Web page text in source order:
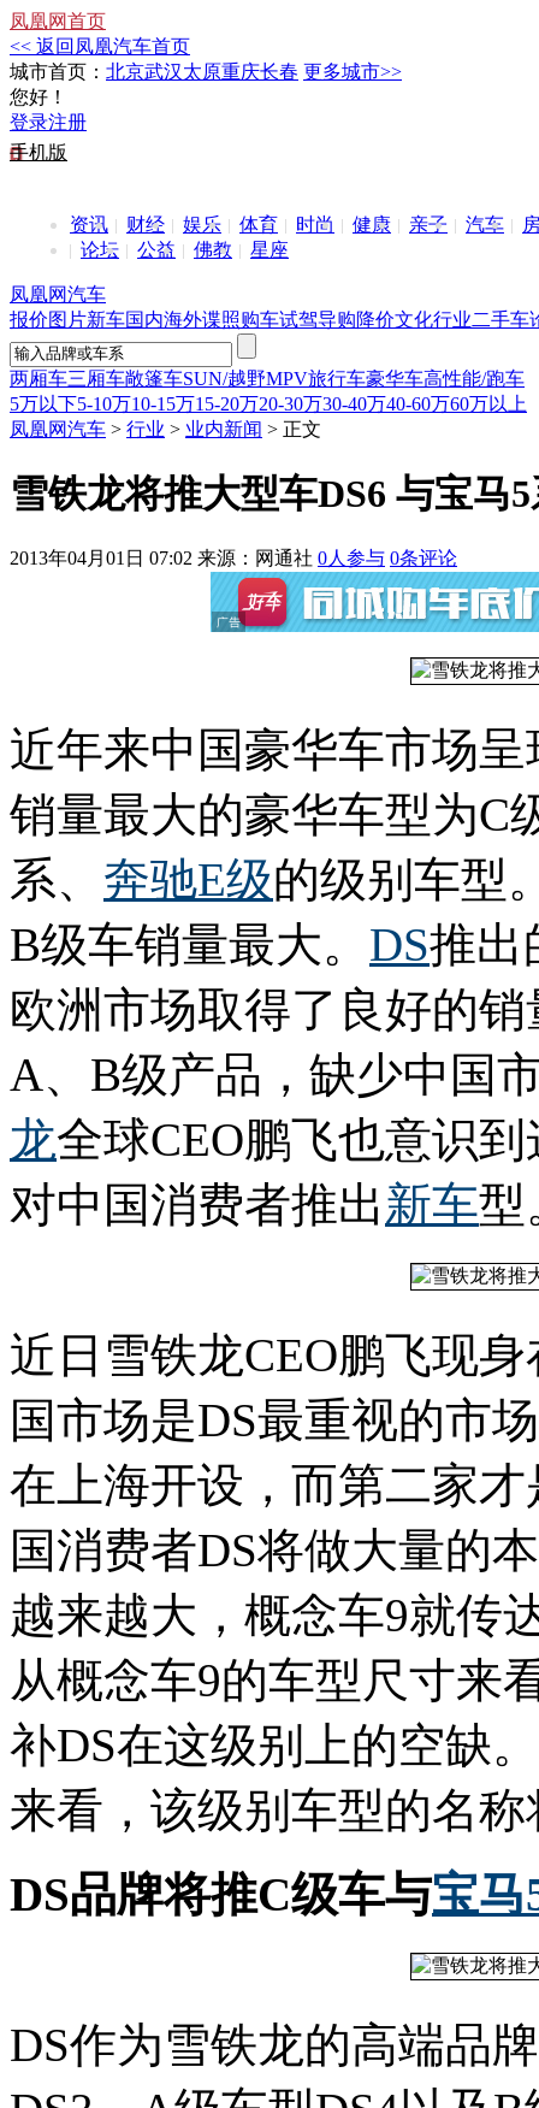
凤凰网首页
<< 返回凤凰汽车首页
城市首页： 北京武汉太原重庆长春 更多城市>>
您好！
登录注册
手机版
资讯 财经 娱乐 体育 时尚 健康 亲子 汽车
论坛
公益 佛教 星座
凤凰网汽车
报价图片新车国内海外谍照购车试驾导购降价文化行业二手车
两厢车三厢车敞篷车SUN/越野MPV旅行车豪华车高性能/跑车
5万以下5-10万10-15万15-20万20-30万30-40万40-60万60万以上
凤凰网汽车 > 行业 > 业内新闻 > 正文
雪铁龙将推大型车DS6 与宝马
2013年04月01日 07:02 来源：网通社 0人参与 0条评论
近年来中国豪华车市场
销量最大的豪华车型为C
系、 奔驰E级的级别车型
B级车销量最大。 DS推出
欧洲市场取得了良好的
A、B级产品，缺少中国
龙全球CEO鹏飞也意识
对中国消费者推出新车型
近日雪铁龙CEO鹏飞现
国市场是DS最重视的市
在上海开设，而第二家
国消费者DS将做大量的
越来越大，概念车9就传
从概念车9的车型尺寸来
补DS在这级别上的空缺
来看，该级别车型的名称
DS品牌将推C级车与宝马
DS作为雪铁龙的高端品